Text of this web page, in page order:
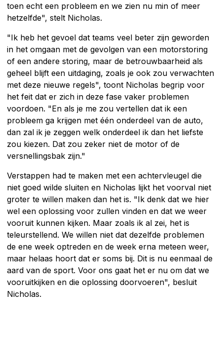
toen echt een probleem en we zien nu min of meer
hetzelfde", stelt Nicholas.
"Ik heb het gevoel dat teams veel beter zijn geworden
in het omgaan met de gevolgen van een motorstoring
of een andere storing, maar de betrouwbaarheid als
geheel blijft een uitdaging, zoals je ook zou verwachten
met deze nieuwe regels", toont Nicholas begrip voor
het feit dat er zich in deze fase vaker problemen
voordoen. "En als je me zou vertellen dat ik een
probleem ga krijgen met één onderdeel van de auto,
dan zal ik je zeggen welk onderdeel ik dan het liefste
zou kiezen. Dat zou zeker niet de motor of de
versnellingsbak zijn."
Verstappen had te maken met een achtervleugel die
niet goed wilde sluiten en Nicholas lijkt het voorval niet
groter te willen maken dan het is. "Ik denk dat we hier
wel een oplossing voor zullen vinden en dat we weer
vooruit kunnen kijken. Maar zoals ik al zei, het is
teleurstellend. We willen niet dat dezelfde problemen
de ene week optreden en de week erna meteen weer,
maar helaas hoort dat er soms bij. Dit is nu eenmaal de
aard van de sport. Voor ons gaat het er nu om dat we
vooruitkijken en die oplossing doorvoeren", besluit
Nicholas.